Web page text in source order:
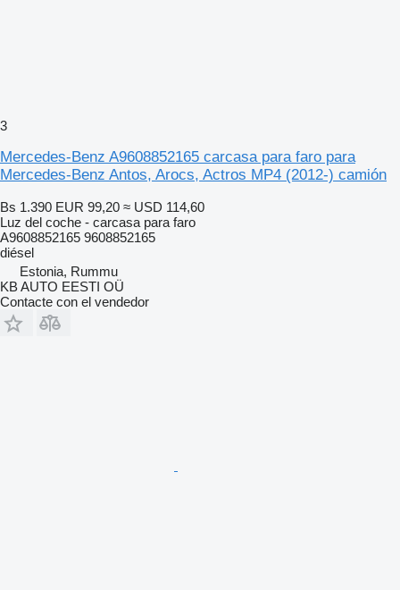
3
Mercedes-Benz A9608852165 carcasa para faro para
Mercedes-Benz Antos, Arocs, Actros MP4 (2012-) camión
Bs 1.390 EUR 99,20 ≈ USD 114,60
Luz del coche - carcasa para faro
A9608852165 9608852165
diésel
Estonia, Rummu
KB AUTO EESTI OÜ
Contacte con el vendedor